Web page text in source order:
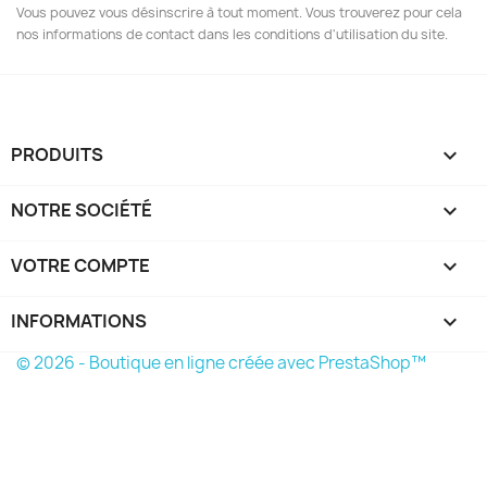
Vous pouvez vous désinscrire à tout moment. Vous trouverez pour cela
nos informations de contact dans les conditions d'utilisation du site.
PRODUITS 
NOTRE SOCIÉTÉ 
VOTRE COMPTE 
INFORMATIONS keyboard_arrow_down
© 2026 - Boutique en ligne créée avec PrestaShop™